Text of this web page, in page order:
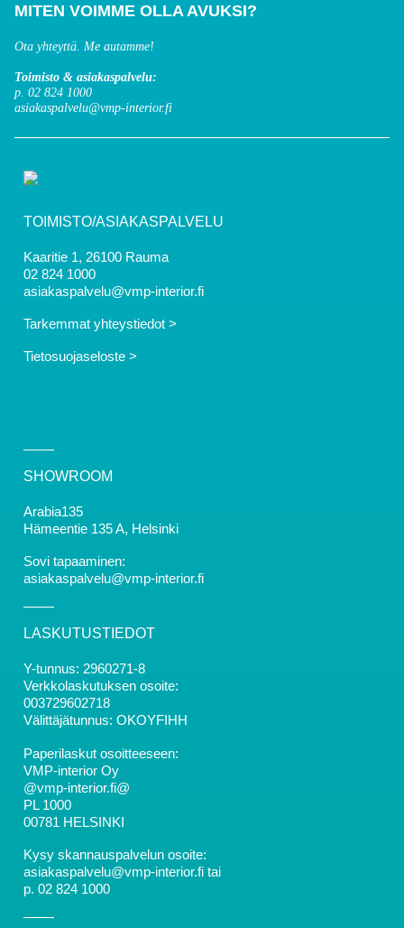
MITEN VOIMME OLLA AVUKSI?
Ota yhteyttä. Me autamme!
Toimisto & asiakaspalvelu:
p. 02 824 1000
asiakaspalvelu@vmp-interior.fi
TOIMISTO/ASIAKASPALVELU
Kaaritie 1, 26100 Rauma
02 824 1000
asiakaspalvelu@vmp-interior.fi
Tarkemmat yhteystiedot >
Tietosuojaseloste >
SHOWROOM
Arabia135
Hämeentie 135 A, Helsinki
Sovi tapaaminen:
asiakaspalvelu@vmp-interior.fi
LASKUTUSTIEDOT
Y-tunnus: 2960271-8
Verkkolaskutuksen osoite:
003729602718
Välittäjätunnus: OKOYFIHH
Paperilaskut osoitteeseen:
VMP-interior Oy
@vmp-interior.fi@
PL 1000
00781 HELSINKI
Kysy skannauspalvelun osoite:
asiakaspalvelu@vmp-interior.fi tai
p. 02 824 1000